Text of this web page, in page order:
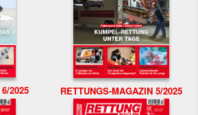
2025 RETTUNGS-MAGAZIN 5/2025